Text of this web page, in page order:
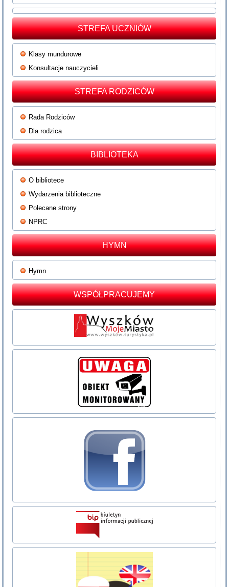
STREFA UCZNIÓW
Klasy mundurowe
Konsultacje nauczycieli
STREFA RODZICÓW
Rada Rodziców
Dla rodzica
BIBLIOTEKA
O bibliotece
Wydarzenia biblioteczne
Polecane strony
NPRC
HYMN
Hymn
WSPÓŁPRACUJEMY